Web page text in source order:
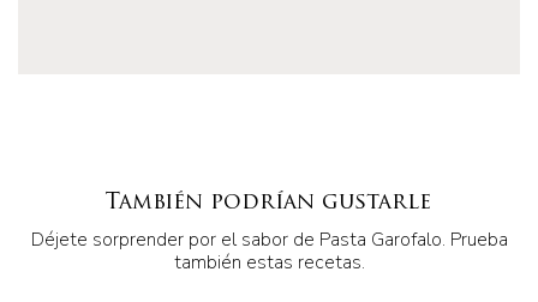
También podrían gustarle
Déjete sorprender por el sabor de Pasta Garofalo. Prueba
también estas recetas.